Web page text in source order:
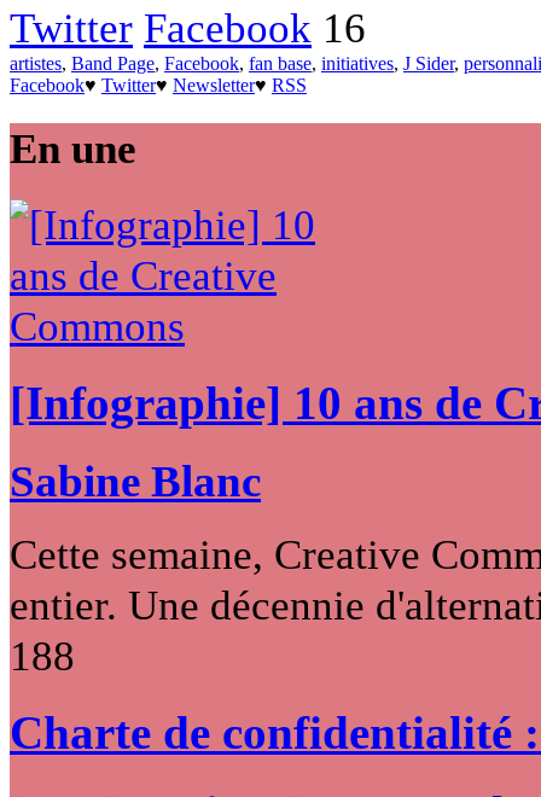
Twitter Facebook 16
artistes, Band Page, Facebook, fan base, initiatives, J Sider,
Facebook♥ Twitter♥ Newsletter♥ RSS
En une
[Infographie] 10 ans de
Sabine Blanc
Cette semaine, Creative
entier. Une décennie
188
Charte de confidentialité